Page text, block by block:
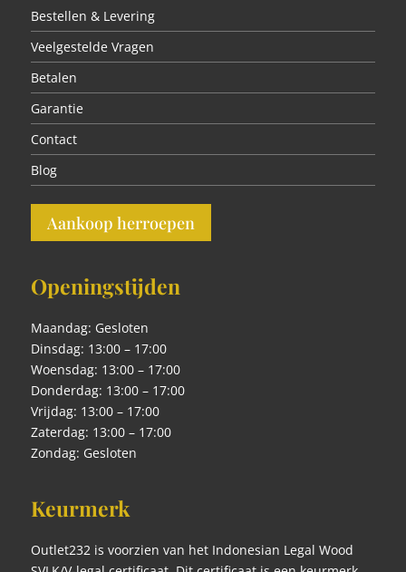
Bestellen & Levering
Veelgestelde Vragen
Betalen
Garantie
Contact
Blog
Aankoop herroepen
Openingstijden
Maandag: Gesloten
Dinsdag: 13:00 – 17:00
Woensdag: 13:00 – 17:00
Donderdag: 13:00 – 17:00
Vrijdag: 13:00 – 17:00
Zaterdag: 13:00 – 17:00
Zondag: Gesloten
Keurmerk
Outlet232 is voorzien van het Indonesian Legal Wood